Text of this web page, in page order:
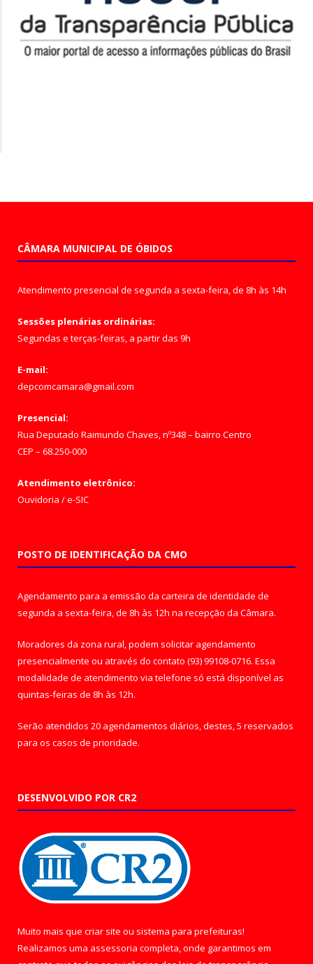
CÂMARA MUNICIPAL DE ÓBIDOS
Atendimento presencial de segunda a sexta-feira, de 8h às 14h
Sessões plenárias ordinárias:
Segundas e terças-feiras, a partir das 9h
E-mail:
depcomcamara@gmail.com
Presencial:
Rua Deputado Raimundo Chaves, nº348 – bairro Centro
CEP – 68.250-000
Atendimento eletrônico:
Ouvidoria /e-SIC
POSTO DE IDENTIFICAÇÃO DA CMO
Agendamento para a emissão da carteira de identidade de
segunda a sexta-feira, de 8h às 12h na recepção da Câmara.
Moradores da zona rural, podem solicitar agendamento
presencialmente ou através do contato (93) 99108-0716. Essa
modalidade de atendimento via telefone só está disponível as
quintas-feiras de 8h às 12h.
Serão atendidos 20 agendamentos diários, destes, 5 reservados
para os casos de prioridade.
DESENVOLVIDO POR CR2
Muito mais que criar site ou sistema para prefeituras!
Realizamos uma assessoria completa, onde garantimos em